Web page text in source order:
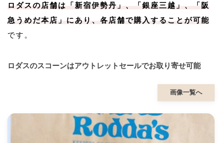
ロダスの店舗は「新宿伊勢丹」、「銀座三越」、「阪
急うめだ本店」にあり、各店舗で購入することが可能
です。
ロダスのスコーンはアウトレットセールでお取り寄せ可能
画像一覧へ